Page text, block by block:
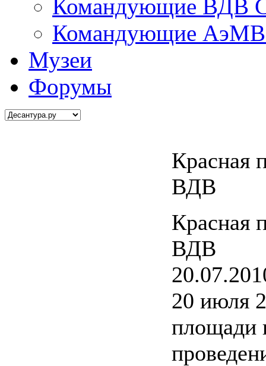
Командующие ВДВ
Командующие АэМВ
Музеи
Форумы
Красная
ВДВ
Красная
ВДВ
20 июля
площади